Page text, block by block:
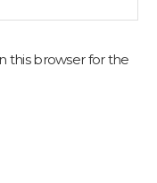
this browser for the